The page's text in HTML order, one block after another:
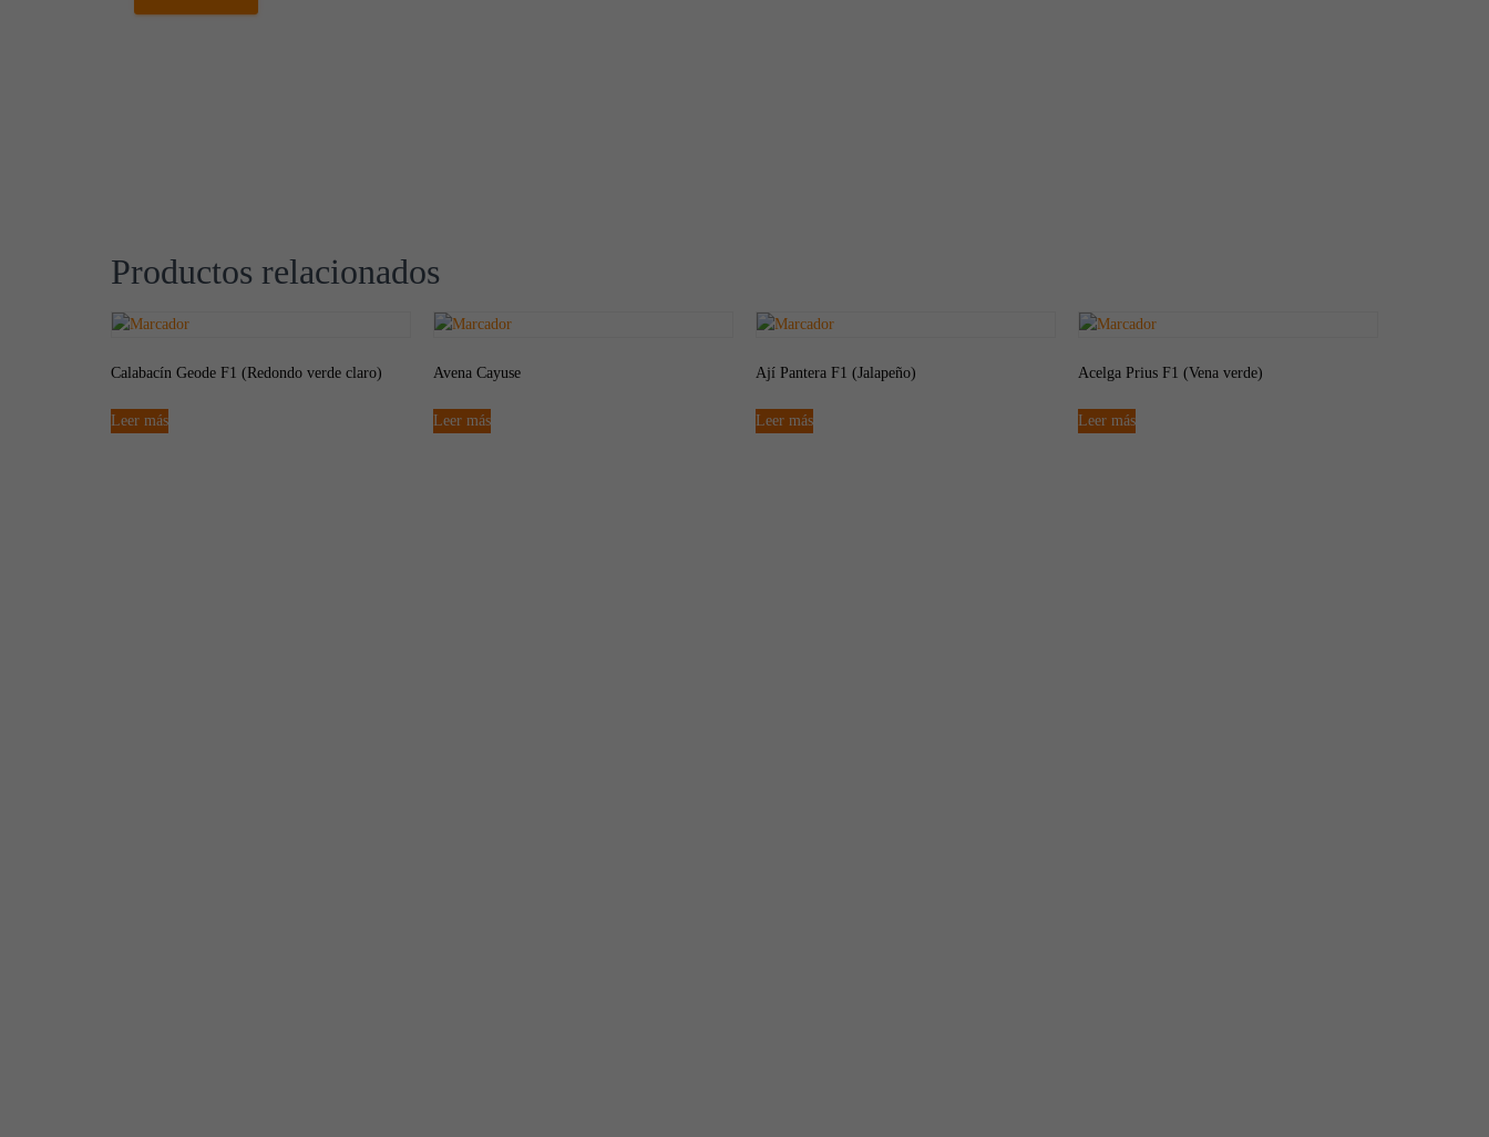
Productos relacionados
Calabacín Geode F1 (Redondo verde claro)
Leer más
Avena Cayuse
Leer más
Ají Pantera F1 (Jalapeño)
Leer más
Acelga Prius F1 (Vena verde)
Leer más